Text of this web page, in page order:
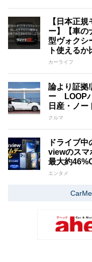
【日本正
ー】【車の
型ヴォクシ
ト使える
カーライフ
論より証拠
ー LOOPパ
日産・ノー
クルマ
ドライブ
viewのスマ
最大約
エンタメ